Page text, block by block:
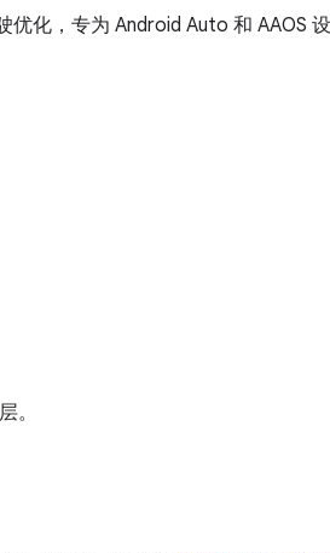
化，专为 Android Auto 和 AAOS
。